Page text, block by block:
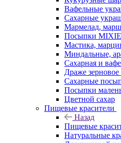
Вафельные
Сахарные
Мармелад,
Посыпки MIXIE
Мастика,
Миндальные,
Сахарная и
Драже зерновое
Сахарные
Посыпки
Цветной сахар
Пищевые красители
Назад
Пищевые
Натуральные